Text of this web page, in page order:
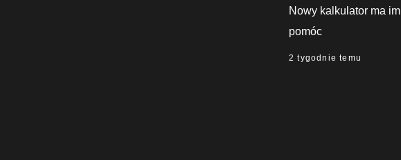
Nowy kalkulator ma im
pomóc
2 tygodnie temu